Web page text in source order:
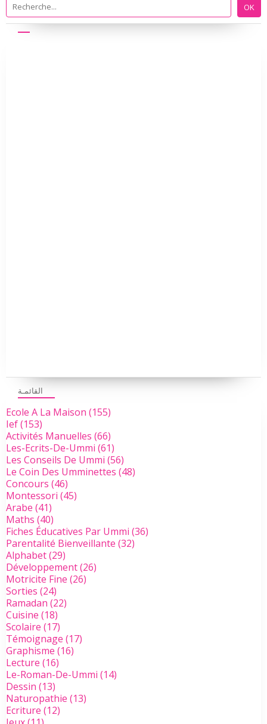
القائمـة
Ecole A La Maison (155)
Ief(153)
Activités Manuelles (66)
Les-Ecrits-De-Ummi (61)
Les Conseils De Ummi (56)
Le Coin Des Umminettes (48)
Concours (46)
Montessori (45)
Arabe (41)
Maths (40)
Fiches Éducatives Par Ummi (36)
Parentalité Bienveillante (32)
Alphabet(29)
Développement(26)
Motricite Fine (26)
Sorties (24)
Ramadan (22)
Cuisine (18)
Scolaire (17)
Témoignage (17)
Graphisme (16)
Lecture (16)
Le-Roman-De-Ummi (14)
Dessin (13)
Naturopathie (13)
Ecriture (12)